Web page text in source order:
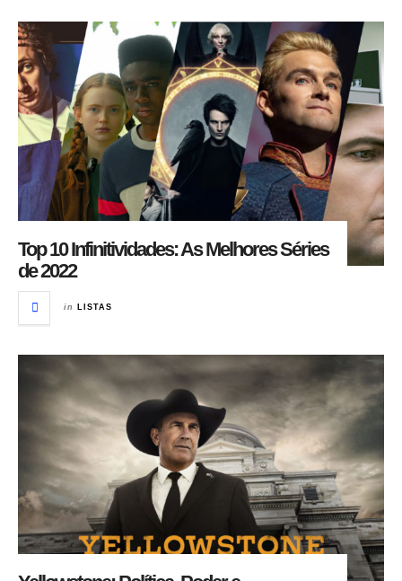
Top 10 Infinitividades: As Melhores Séries
de 2022
in LISTAS